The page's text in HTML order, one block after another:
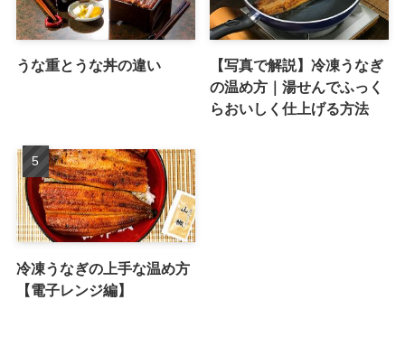
うな重とうな丼の違い
【写真で解説】冷凍うなぎ
の温め方｜湯せんでふっく
らおいしく仕上げる方法
冷凍うなぎの上手な温め方
【電子レンジ編】